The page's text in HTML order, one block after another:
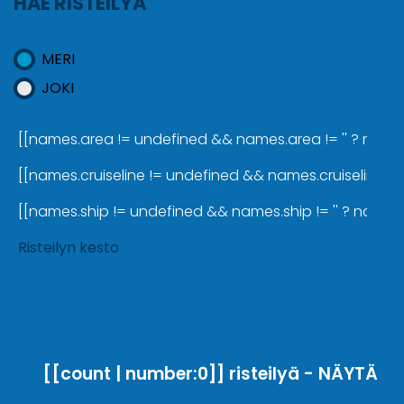
MERI
JOKI
[[names.area != undefined && names.area != '' ?
[[names.cruiseline != undefined && names.cruiseline
[[names.ship != undefined && names.ship != '' ?
Risteilyn kesto